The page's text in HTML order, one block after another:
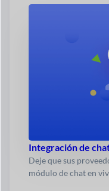
Integración de
Deje que sus
módulo de chat en